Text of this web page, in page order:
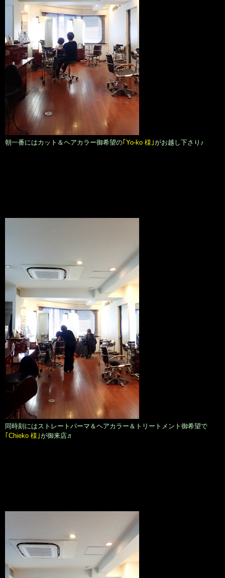
朝一番にはカット＆ヘアカラー御希望の｢Yo-ko 様｣がお越し下さり♪
同時刻にはストレートパーマ＆ヘアカラー＆トリートメント御希望で
｢Chieko 様｣が御来店♬